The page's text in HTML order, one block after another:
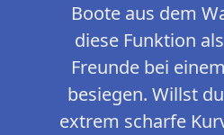
Boote aus dem
diese Funktion
Freunde bei
besiegen. Willst
extrem scharfe